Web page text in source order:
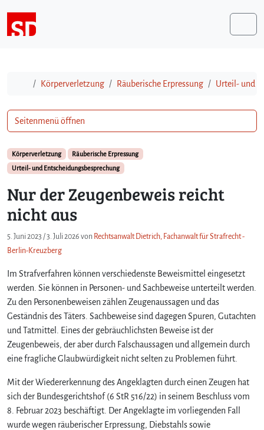
StartKörperverletzung Räuberische Erpressung Urteil- und
Körperverletzung
Räuberische Erpressung
Urteil- und Entscheidungsbesprechung
Nur der Zeugenbeweis reicht
nicht aus
5. Juni 2023 /3. Juli 2026 von Rechtsanwalt Dietrich, Fachanwalt für Strafrecht -
Berlin-Kreuzberg
Im Strafverfahren können verschiedenste Beweismittel eingesetzt
werden. Sie können in Personen- und Sachbeweise unterteilt werden.
Zu den Personenbeweisen zählen Zeugenaussagen und das
Geständnis des Täters. Sachbeweise sind dagegen Spuren, Gutachten
und Tatmittel. Eines der gebräuchlichsten Beweise ist der
Zeugenbeweis, der aber durch Falschaussagen und allgemein durch
eine fragliche Glaubwürdigkeit nicht selten zu Problemen führt.
Mit der Wiedererkennung des Angeklagten durch einen Zeugen hat
sich der Bundesgerichtshof (6 StR 516/22) in seinem Beschluss vom
8. Februar 2023 beschäftigt. Der Angeklagte im vorliegenden Fall
wurde wegen räuberischer Erpressung, Diebstahls sowie
Seitenmenü öffnen